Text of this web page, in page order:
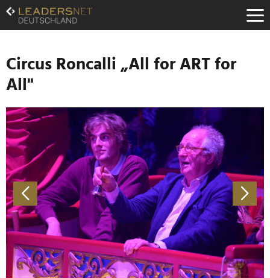
Zum
Inhalt
Zur
Navigation
Zur
Hauptnavigation
Circus Roncalli „All for ART for
All"